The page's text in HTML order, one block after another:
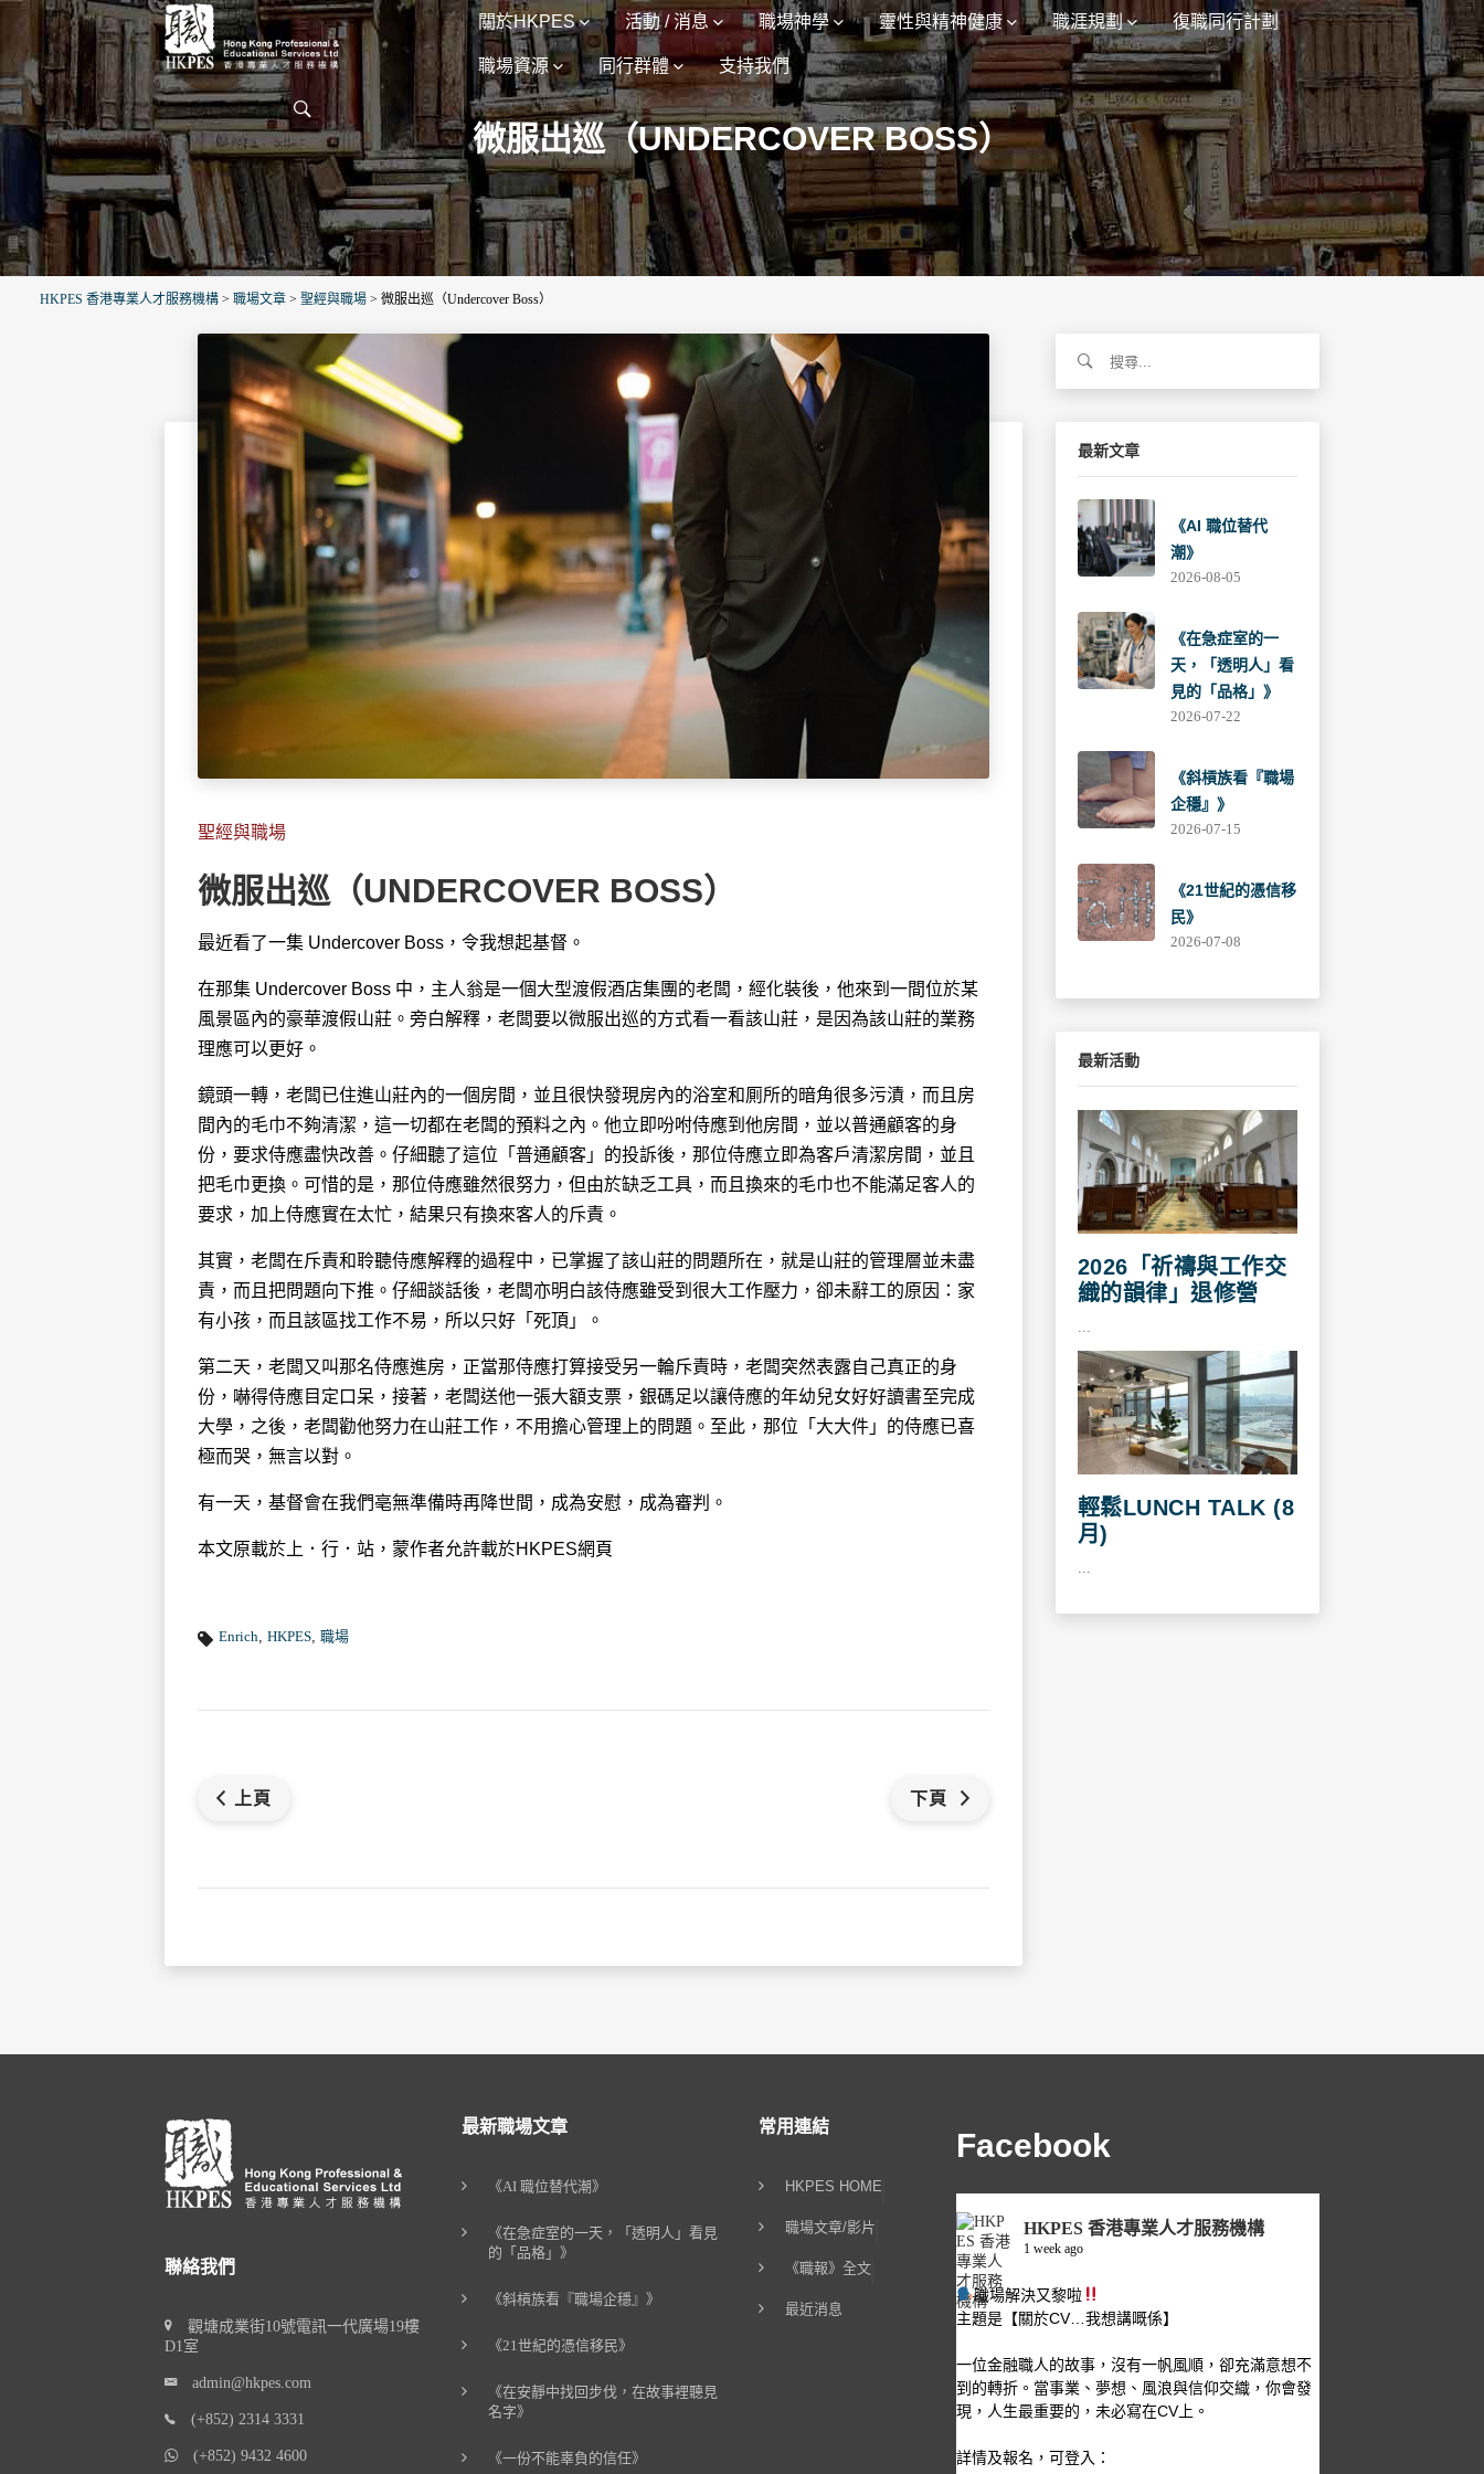
關於HKPES 活動 / 消息 職場神學 靈性與精神健康 職涯規劃 復職同行計劃
職場資源 同行群體 支持我們
微服出巡（UNDERCOVER BOSS）
HKPES 香港專業人才服務機構 > 職場文章 > 聖經與職場 > 微服出巡（Undercover Boss）
聖經與職場
微服出巡（UNDERCOVER BOSS）
最近看了一集 Undercover Boss，令我想起基督。
在那集 Undercover Boss 中，主人翁是一個大型渡假酒店集團的老闆，經化裝後，他來到一間位於某
風景區內的豪華渡假山莊。旁白解釋，老闆要以微服出巡的方式看一看該山莊，是因為該山莊的業務
理應可以更好。
鏡頭一轉，老闆已住進山莊內的一個房間，並且很快發現房內的浴室和厠所的暗角很多污漬，而且房
間內的毛巾不夠清潔，這一切都在老闆的預料之內。他立即吩咐侍應到他房間，並以普通顧客的身
份，要求侍應盡快改善。仔細聽了這位「普通顧客」的投訴後，那位侍應立即為客戶清潔房間，並且
把毛巾更換。可惜的是，那位侍應雖然很努力，但由於缺乏工具，而且換來的毛巾也不能滿足客人的
要求，加上侍應實在太忙，結果只有換來客人的斥責。
其實，老闆在斥責和聆聽侍應解釋的過程中，已掌握了該山莊的問題所在，就是山莊的管理層並未盡
責，而且把問題向下推。仔細談話後，老闆亦明白該侍應雖受到很大工作壓力，卻未辭工的原因：家
有小孩，而且該區找工作不易，所以只好「死頂」。
第二天，老闆又叫那名侍應進房，正當那侍應打算接受另一輪斥責時，老闆突然表露自己真正的身
份，嚇得侍應目定口呆，接著，老闆送他一張大額支票，銀碼足以讓侍應的年幼兒女好好讀書至完成
大學，之後，老闆勸他努力在山莊工作，不用擔心管理上的問題。至此，那位「大大件」的侍應已喜
極而哭，無言以對。
有一天，基督會在我們亳無準備時再降世間，成為安慰，成為審判。
本文原載於上．行．站，蒙作者允許載於HKPES網頁
Enrich ,HKPES ,職場
上頁 下頁
關
最新文章
《AI 職位替代
潮》
2026-08-05
《在急症室的一
天，「透明人」看
見的「品格」》
2026-07-22
《斜槓族看『職場
企穩』》
2026-07-15
《21世紀的憑信移
民》
2026-07-08
最新活動
2026「祈禱與工作交
織的韻律」退修營
輕鬆LUNCH TALK (8
月)
聯絡我們
觀塘成業街10號電訊一代廣場19樓
D1室
admin@hkpes.com
(+852) 2314 3331
(+852) 9432 4600
最新職場文章
《AI 職位替代潮》
《在急症室的一天，「透明人」看見
的「品格」》
《斜槓族看『職場企穩』》
《21世紀的憑信移民》
《在安靜中找回步伐，在故事裡聽見
名字》
《一份不能辜負的信任》
常用連結
HKPES HOME
職場文章/影片
《職報》全文
最近消息
Facebook
HKPES 香港專業人才服務機構
1 week ago
職場解決又黎啦
主題是【關於CV…我想講嘅係】
一位金融職人的故事，沒有一帆風順，卻充滿意想不
到的轉折。當事業、夢想、風浪與信仰交織，你會發
現，人生最重要的，未必寫在CV上。
詳情及報名，可登入：